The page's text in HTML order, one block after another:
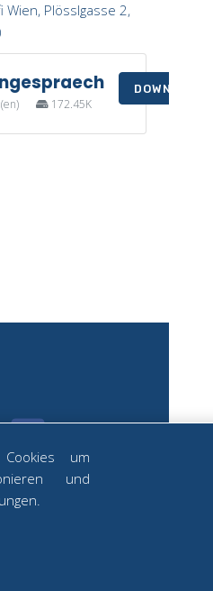
Plösslgasse 2,
172.45K
DOWNLOAD
um
und